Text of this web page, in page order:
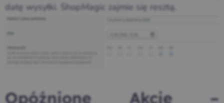
datę wysyłki. ShopMagic zajmie się resztą.
Opóźnione Akcje –